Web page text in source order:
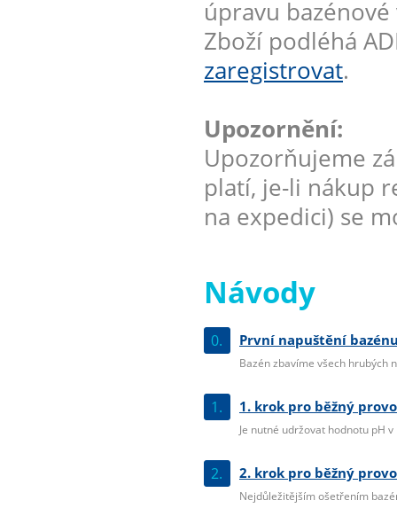
úpravu bazénové
Zboží podléhá
zaregistrovat.
Upozornění:
Upozorňujeme
platí, je-li nákup
na expedici) se
Návody
0. První napuštění
Bazén zbavíme všech hrubých
1. 1. krok pro běžný
Je nutné udržovat hodnotu pH
2. 2. krok pro běžný
Nejdůležitějším ošetřením